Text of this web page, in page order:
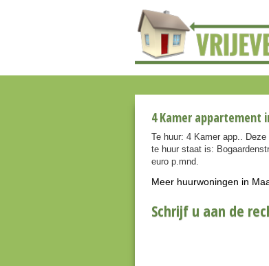
4 Kamer appartement
Te huur: 4 Kamer app..
te huur staat is:
euro p.mnd.
Meer huurwoningen in
Schrijf u aan de